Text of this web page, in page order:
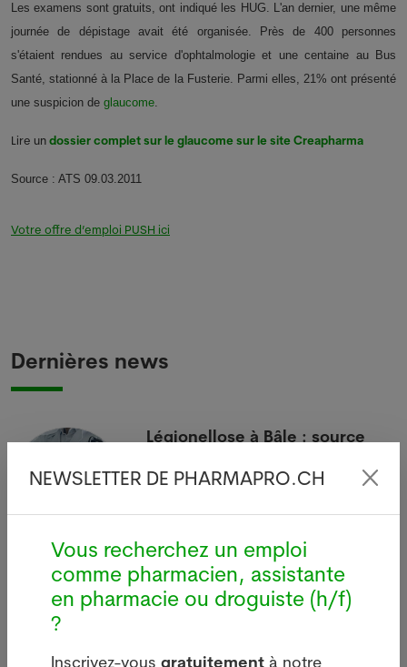
Les examens sont gratuits, ont indiqué les HUG. L'an dernier, une même
journée de dépistage avait été organisée. Près de 400 personnes
s'étaient rendues au service d'ophtalmologie et une centaine au Bus
Santé, stationné à la Place de la Fusterie. Parmi elles, 21% ont présenté
une suspicion de glaucome.
Lire undossier complet sur le glaucome sur le site Creapharma
Source : ATS 09.03.2011
Votre offre d’emploi PUSH ici
Dernières news
Légionellose à Bâle : source
Manor
légionellose n'a été signalé mardi
à Bâle-Ville après la flambée des
deux dernières semaines.
NEWSLETTER DE PHARMAPRO.CH
Vous recherchez un emploi
comme pharmacien, assistante
en pharmacie ou droguiste (h/f)
?
Inscrivez-vous gratuitement à notre